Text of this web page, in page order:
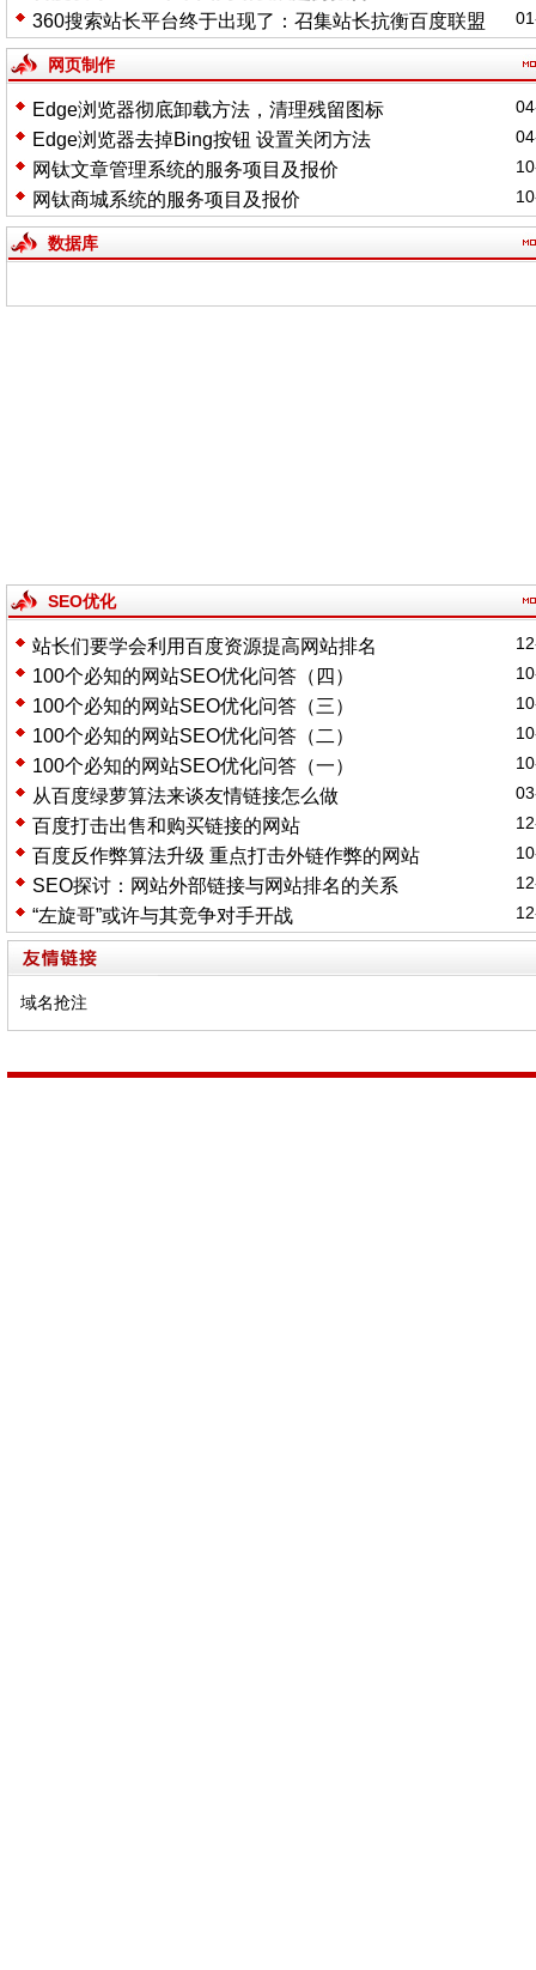
360搜索站长平台终于出现了：召集站长抗衡百度联盟
网页制作
Edge浏览器彻底卸载方法，清理残留图标
Edge浏览器去掉Bing按钮 设置关闭方法
网钛文章管理系统的服务项目及报价
网钛商城系统的服务项目及报价
数据库
SEO优化
站长们要学会利用百度资源提高网站排名
100个必知的网站SEO优化问答（四）
100个必知的网站SEO优化问答（三）
100个必知的网站SEO优化问答（二）
100个必知的网站SEO优化问答（一）
从百度绿萝算法来谈友情链接怎么做
百度打击出售和购买链接的网站
百度反作弊算法升级 重点打击外链作弊的网站
SEO探讨：网站外部链接与网站排名的关系
“左旋哥”或许与其竞争对手开战
域名抢注